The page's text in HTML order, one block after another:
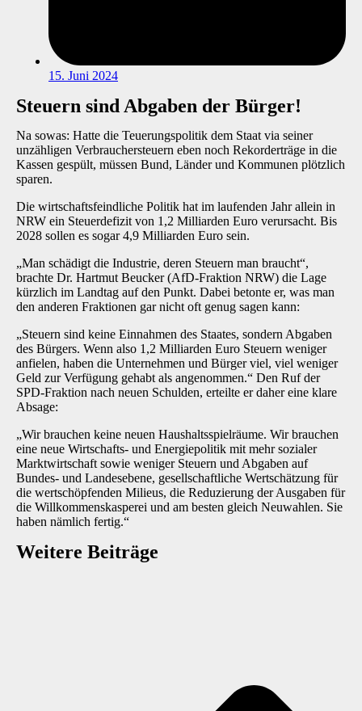
15. Juni 2024
Steuern sind Abgaben der Bürger!
Na sowas: Hatte die Teuerungspolitik dem Staat via seiner
unzähligen Verbrauchersteuern eben noch Rekorderträge in die
Kassen gespült, müssen Bund, Länder und Kommunen plötzlich
sparen.
Die wirtschaftsfeindliche Politik hat im laufenden Jahr allein in
NRW ein Steuerdefizit von 1,2 Milliarden Euro verursacht. Bis
2028 sollen es sogar 4,9 Milliarden Euro sein.
„Man schädigt die Industrie, deren Steuern man braucht“,
brachte Dr. Hartmut Beucker (AfD-Fraktion NRW) die Lage
kürzlich im Landtag auf den Punkt. Dabei betonte er, was man
den anderen Fraktionen gar nicht oft genug sagen kann:
„Steuern sind keine Einnahmen des Staates, sondern Abgaben
des Bürgers. Wenn also 1,2 Milliarden Euro Steuern weniger
anfielen, haben die Unternehmen und Bürger viel, viel weniger
Geld zur Verfügung gehabt als angenommen.“ Den Ruf der
SPD-Fraktion nach neuen Schulden, erteilte er daher eine klare
Absage:
„Wir brauchen keine neuen Haushaltsspielräume. Wir brauchen
eine neue Wirtschafts- und Energiepolitik mit mehr sozialer
Marktwirtschaft sowie weniger Steuern und Abgaben auf
Bundes- und Landesebene, gesellschaftliche Wertschätzung für
die wertschöpfenden Milieus, die Reduzierung der Ausgaben für
die Willkommenskasperei und am besten gleich Neuwahlen. Sie
haben nämlich fertig.“
Weitere Beiträge